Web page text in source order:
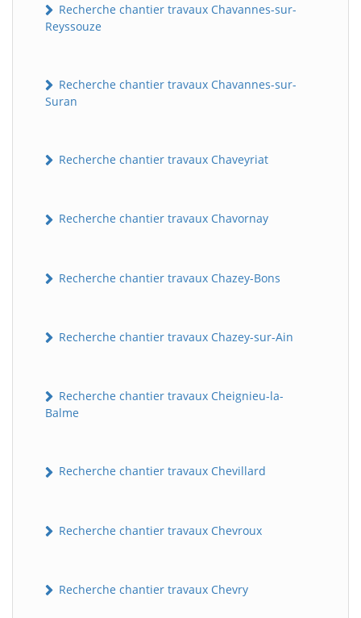
Recherche chantier travaux Chavannes-sur-
Reyssouze
Recherche chantier travaux Chavannes-sur-
Suran
Recherche chantier travaux Chaveyriat
Recherche chantier travaux Chavornay
Recherche chantier travaux Chazey-Bons
Recherche chantier travaux Chazey-sur-Ain
Recherche chantier travaux Cheignieu-la-
Balme
Recherche chantier travaux Chevillard
Recherche chantier travaux Chevroux
Recherche chantier travaux Chevry
Assistant en ligne